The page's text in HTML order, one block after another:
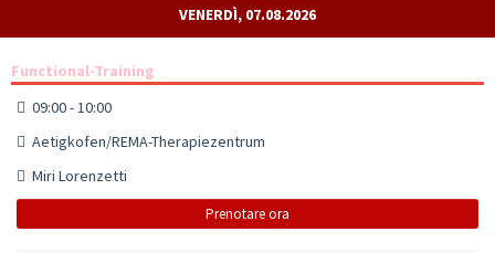
VENERDÌ, 07.08.2026
Functional-Training
09:00 - 10:00
Aetigkofen/REMA-Therapiezentrum
Miri Lorenzetti
Prenotare ora